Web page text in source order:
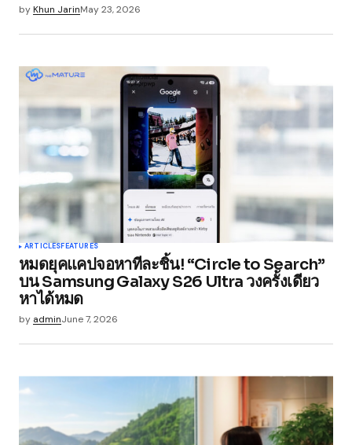
byKhun JarinMay 23, 2026
ARTICLESFEATURES
หมดยุคแคปจอหาทีละชิ้น! “Circle to Search”
บน Samsung Galaxy S26 Ultra วงครั้งเดียว
หาได้หมด
by adminJune 7, 2026